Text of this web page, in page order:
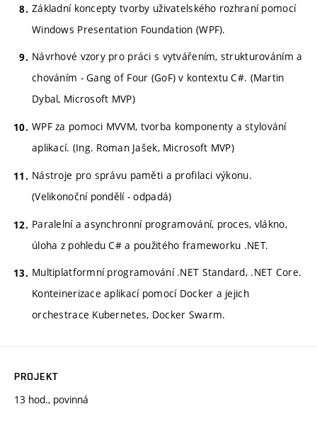
Základní koncepty tvorby uživatelského rozhraní pomocí
Windows Presentation Foundation (WPF).
Návrhové vzory pro práci s vytvářením, strukturováním a
chováním - Gang of Four (GoF) v kontextu C#. (Martin
Dybal, Microsoft MVP)
WPF za pomoci MVVM, tvorba komponenty a stylování
aplikací. (Ing. Roman Jašek, Microsoft MVP)
Nástroje pro správu paměti a profilaci výkonu.
(Velikonoční pondělí - odpadá)
Paralelní a asynchronní programování, proces, vlákno,
úloha z pohledu C# a použitého frameworku .NET.
Multiplatformní programování .NET Standard, .NET Core.
Konteinerizace aplikací pomocí Docker a jejich
orchestrace Kubernetes, Docker Swarm.
PROJEKT
13 hod., povinná